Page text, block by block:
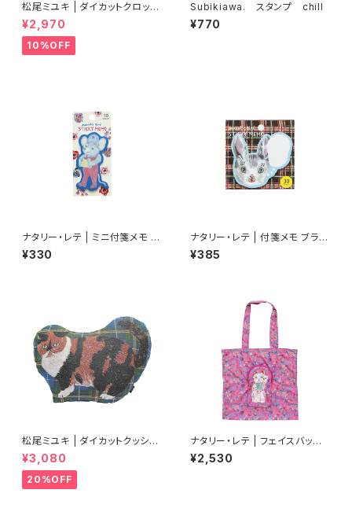
松尾ミユキ | ダイカットクロック
ブッシー | Diecut clock Bush
y
¥2,970
10%OFF
Subikiawa. スタンプ chill
¥770
ナタリー・レテ | ミニ付箋メモ マ
ウス | Mini Sticky memo Mo
use
¥330
ナタリー・レテ | 付箋メモ ブラン
シュ | Sticky memo BLANC
HE
¥385
松尾ミユキ | ダイカットクッショ
ン ムギ | Die-cut cushion M
ugi
¥3,080
20%OFF
ナタリー・レテ | フェイスバッグ
ラッキーキャット | Face bag L
ucky cat
¥2,530